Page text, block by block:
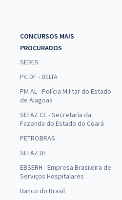
CONCURSOS MAIS
PROCURADOS
SEDES
PC DF - DELTA
PM AL - Polícia Militar do Estado
de Alagoas
SEFAZ CE - Secretaria da
Fazenda do Estado do Ceará
PETROBRAS
SEFAZ DF
EBSERH - Empresa Brasileira de
Serviços Hospitalares
Banco do Brasil